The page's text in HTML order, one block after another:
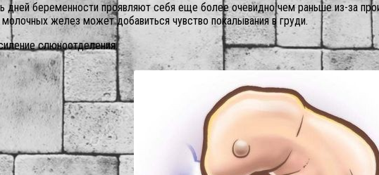
дней беременности проявляют себя еще более очевидно чем раньше из-за
желез может добавиться чувство покалывания в груди.
слюноотделения.